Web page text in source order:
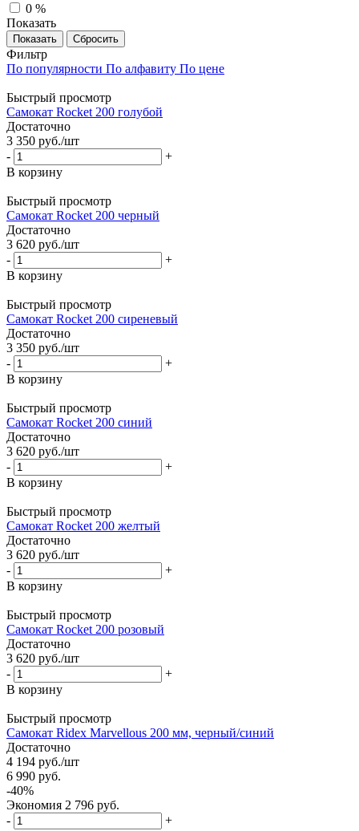
0 %
Показать
Сбросить
Фильтр
По популярности По алфавиту По цене
Быстрый просмотр
Самокат Rocket 200 голубой
Достаточно
3 350 руб./шт
-
+
В корзину
Быстрый просмотр
Самокат Rocket 200 черный
Достаточно
3 620 руб./шт
-
+
В корзину
Быстрый просмотр
Самокат Rocket 200 сиреневый
Достаточно
3 350 руб./шт
-
+
В корзину
Быстрый просмотр
Самокат Rocket 200 синий
Достаточно
3 620 руб./шт
-
+
В корзину
Быстрый просмотр
Самокат Rocket 200 желтый
Достаточно
3 620 руб./шт
-
+
В корзину
Быстрый просмотр
Самокат Rocket 200 розовый
Достаточно
3 620 руб./шт
-
+
В корзину
Быстрый просмотр
Самокат Ridex Marvellous 200 мм, черный/синий
Достаточно
4 194 руб./шт
6 990 руб.
-40%
Экономия 2 796 руб.
-
+